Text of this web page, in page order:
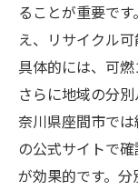
ることが重要で
え、リサイクル
具体的には、可
さらに地域の分
奈川県座間市で
の公式サイトで
が効果的です。